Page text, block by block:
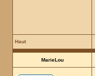
Haut
MarieLou